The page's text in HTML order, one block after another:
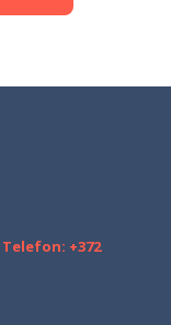
Telefon: +372